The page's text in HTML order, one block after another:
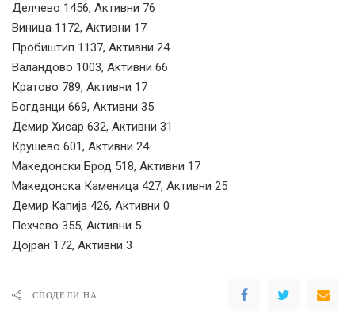
Делчево 1456, Активни 76
Виница 1172, Активни 17
Пробиштип 1137, Активни 24
Валандово 1003, Активни 66
Кратово 789, Активни 17
Богданци 669, Активни 35
Демир Хисар 632, Активни 31
Крушево 601, Активни 24
Македонски Брод 518, Активни 17
Македонска Каменица 427, Активни 25
Демир Капија 426, Активни 0
Пехчево 355, Активни 5
Дојран 172, Активни 3
СПОДЕЛИ НА